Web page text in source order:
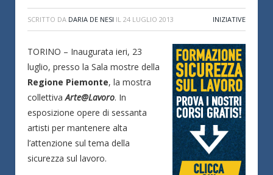
SCRITTO DA DARIA DE NESI IL 24 LUGLIO 2013 INIZIATIVE
TORINO – Inaugurata ieri, 23
luglio, presso la Sala mostre della
Regione Piemonte, la mostra
collettivaArte@Lavoro. In
esposizione opere di sessanta
artisti per mantenere alta
l’attenzione sul tema della
sicurezza sul lavoro.